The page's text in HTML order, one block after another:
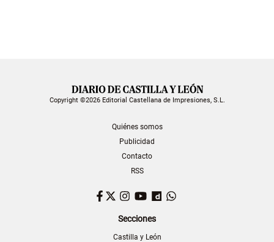
Copyright ©2026 Editorial Castellana de Impresiones, S.L.
Quiénes somos
Publicidad
Contacto
RSS
Facebook
TwitterInstagram
YouTubeDailymotion
Secciones
Castilla y León